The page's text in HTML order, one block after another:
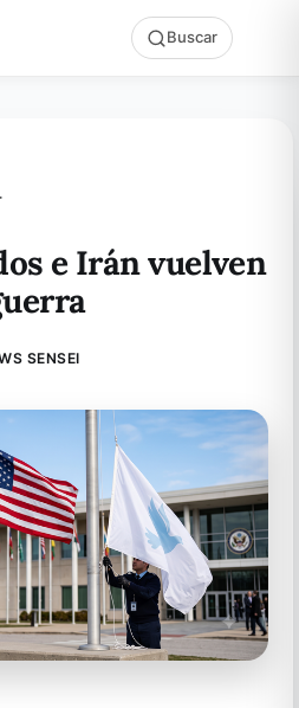
Buscar
e Irán vuelven
SENSEI